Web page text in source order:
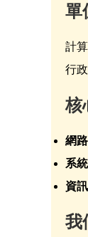
單
計
行
核
網
系
資
我